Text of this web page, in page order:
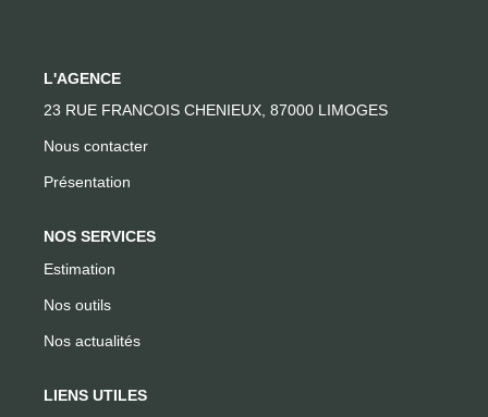
L'AGENCE
23 RUE FRANCOIS CHENIEUX, 87000 LIMOGES
Nous contacter
Présentation
NOS SERVICES
Estimation
Nos outils
Nos actualités
LIENS UTILES